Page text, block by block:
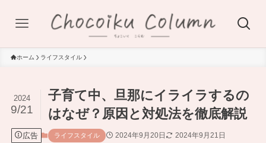
ホーム ライフスタイル
子育て中、旦那にイライラするの
はなぜ？原因と対処法を徹底解説
2024
9/21
広告 ライフスタイル 2024年9月20日 2024年9月21日